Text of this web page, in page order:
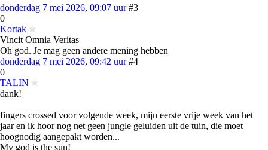
donderdag 7 mei 2026, 09:07 uur #3
0
Kortak
Vincit Omnia Veritas
Oh god. Je mag geen andere mening hebben
donderdag 7 mei 2026, 09:42 uur #4
0
TALIN
dank!
fingers crossed voor volgende week, mijn eerste vrije week van het
jaar en ik hoor nog net geen jungle geluiden uit de tuin, die moet
hoognodig aangepakt worden...
My god is the sun!